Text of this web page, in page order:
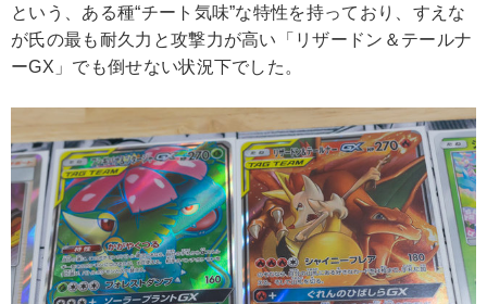
という、ある種“チート気味”な特性を持っており、すえな
が氏の最も耐久力と攻撃力が高い「リザードン＆テールナ
ーGX」でも倒せない状況下でした。